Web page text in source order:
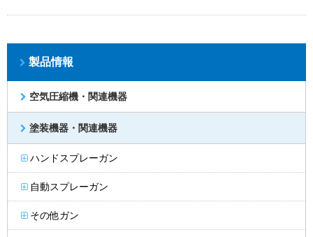
製品情報
空気圧縮機・関連機器
塗装機器・関連機器
ハンドスプレーガン
自動スプレーガン
その他ガン